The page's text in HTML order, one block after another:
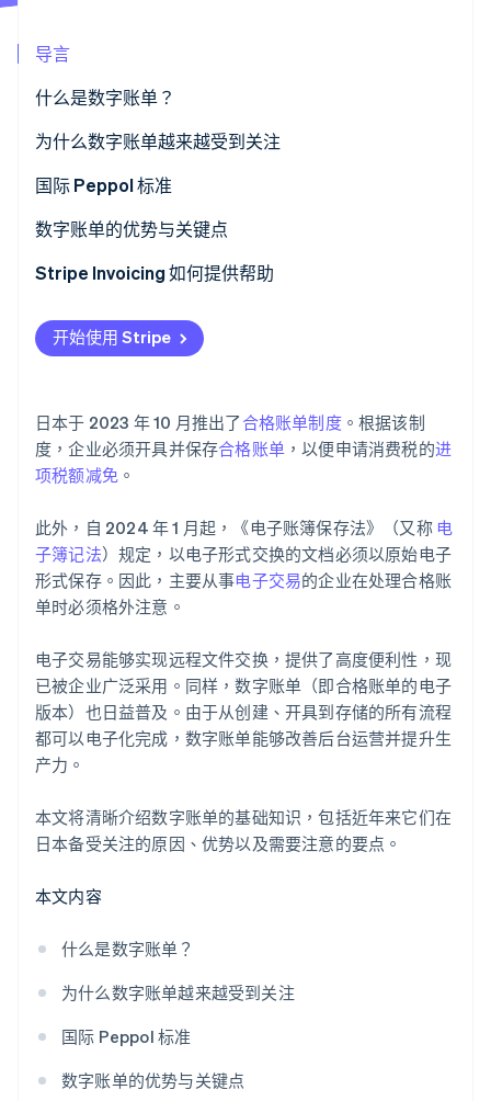
了解 Stripe 如何为 AI 构建经济基础设施。
导言
什么是数字账单？
数字账单与电子账单的区别
为什么数字账单越来越受到关注
国际 Peppol 标准
数字账单的优势与关键点
优势
关键点
Stripe Invoicing 如何提供帮助
开始使用 Stripe
日本于 2023 年 10 月推出了 合格账单制度。根据该制
度，企业必须开具并保存合格账单 ，以便申请消费税的进
项税额减免 。
此外，自 2024 年 1 月起，《电子账簿保存法》（又称 电
子簿记法）规定，以电子形式交换的文档必须以原始电子
形式保存。因此，主要从事电子交易的企业在处理合格账
单时必须格外注意。
电子交易能够实现远程文件交换，提供了高度便利性，现
已被企业广泛采用。同样，数字账单（即合格账单的电子
版本）也日益普及。由于从创建、开具到存储的所有流程
都可以电子化完成，数字账单能够改善后台运营并提升生
产力。
本文将清晰介绍数字账单的基础知识，包括近年来它们在
日本备受关注的原因、优势以及需要注意的要点。
本文内容
什么是数字账单？
为什么数字账单越来越受到关注
国际 Peppol 标准
数字账单的优势与关键点